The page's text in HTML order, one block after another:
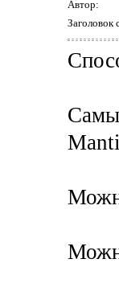
Автор:
Заголовок